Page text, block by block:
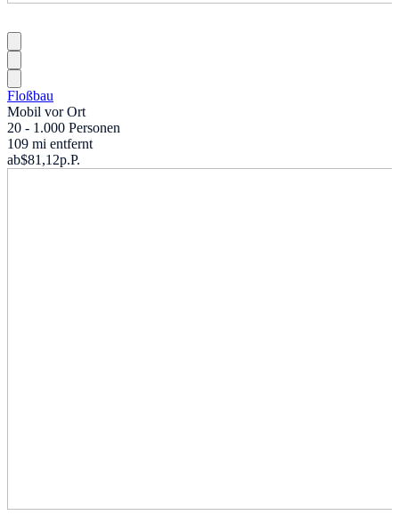
Floßbau
Mobil vor Ort
20 - 1.000 Personen
109 mi entfernt
ab$81,12p.P.